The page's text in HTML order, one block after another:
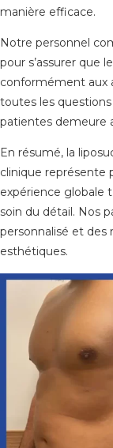
manière efficace.
Notre personnel
pour s’assurer que
conformément aux
toutes les
patientes demeure
En résumé, la
clinique représente
expérience globale
soin du détail. Nos
personnalisé et des
esthétiques.